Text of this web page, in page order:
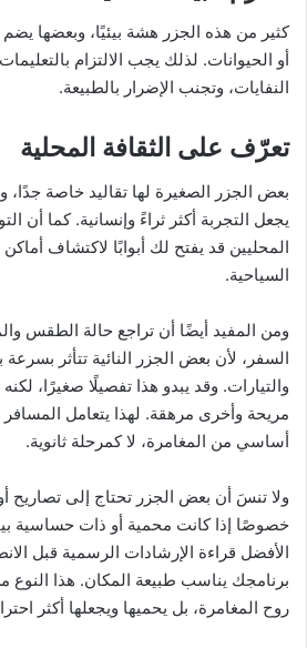
كثير من هذه الجزر هشة بيئيًا، وبعضها يضم
أو الحيوانات. لذلك يجب الالتزام
النفايات، وتجنب الإضرار بالطبيعة.
تعرّف على الثقافة المحلية
بعض الجزر الصغيرة لها تقاليد خاصة
يجعل التجربة أكثر ثراءً وإنسانية. كما أن
المحليين قد يفتح لك أبوابًا لاكتشاف أماكن
السياحية.
ومن المفيد أيضًا أن تراجع حالة الطقس
السفر، لأن بعض الجزر النائية تتأثر بسرعة
والتيارات. وقد يبدو هذا تفصيلًا صغيرًا،
مريحة وأخرى مرهقة. لهذا يتعامل
أساسي من المغامرة، لا كمرحلة ثانوية.
ولا تنسَ أن بعض الجزر تحتاج إلى تصاريح
خصوصًا إذا كانت محمية أو ذات حساسية
الأفضل قراءة الإرشادات الرسمية قبل
برنامجك يناسب طبيعة المكان. هذا النوع
روح المغامرة، بل يحميها ويجعلها أكثر